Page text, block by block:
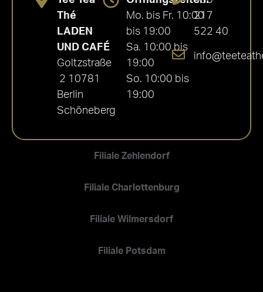
Filiale Zehlendorf
Filiale Charlottenburg
Filiale Wilmersdorf
Filiale Potsdam
Thé
LADEN
UND CAFÉ
Goltzstraße
2 10781
Berlin
Schöneberg
Mo. bis Fr. 10:00
bis 19:00
Sa. 10:00 bis
19:00
So. 10:00 bis
19:00
217
522 40